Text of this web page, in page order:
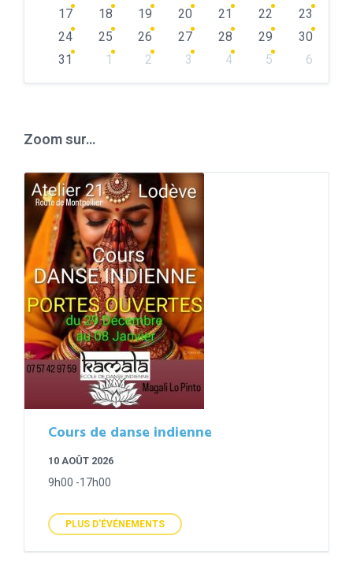
17
18 19 20 21 22
23
24
25 26 27 28 29
30
31
1 2 3 4 5
6
Zoom sur…
Cours de danse indienne
10 AOÛT 2026
9h00 -17h00
PLUS D'ÉVÉNEMENTS